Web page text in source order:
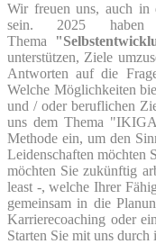
Wir freuen uns, auch in
sein. 2025 haben
Thema
unterstützen, Ziele
Antworten auf die
Welche Möglichkeiten
und / oder beruflichen
uns dem Thema
Methode ein, um den
Leidenschaften möchten
möchten Sie zukünftig
least -, welche Ihrer
gemeinsam in die
Karrierecoaching oder
Starten Sie mit uns durch